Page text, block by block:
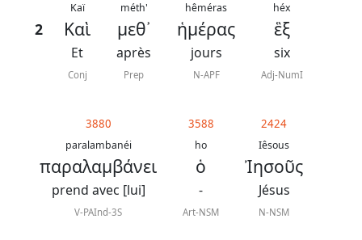
2
Kaï
Καὶ
Et
Conj
méth'
μεθ᾿
après
Prep
hêméras
ἡμέρας
jours
N-APF
héx
ἓξ
six
Adj-NumI
3880
paralambanéi
παραλαμβάνει
prend avec [lui]
V-PAInd-3S
3588
ho
ὁ
-
Art-NSM
2424
Iêsous
Ἰησοῦς
Jésus
N-NSM
Abréviations
grammaticales
chapitre